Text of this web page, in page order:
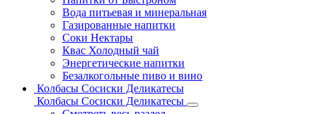
Вода питьевая и минеральная
Газированные напитки
Соки Нектары
Квас Холодный чай
Энергетические напитки
Безалкогольные пиво и вино
Колбасы Сосиски Деликатесы
Колбасы Сосиски Деликатесы